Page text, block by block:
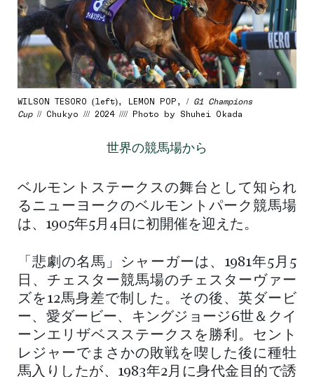
WILSON TESORO (left), LEMON POP, / G1 Champions
Cup// Chukyo /// 2024 //// Photo by Shuhei Okada
世界の競馬場から
ベルモントステークスの舞台として知られ
るニューヨークのベルモントパーク競馬場
は、1905年5月4日に初開催を迎えた。
「悲劇の名馬」シャーガーは、1981年5月5
日、チェスター競馬場のチェスターヴァー
ズを12馬身差で制した。その後、英ダービ
ー、愛ダービー、キングジョージ6世＆クイ
ーンエリザベスステークスを勝利。セント
レジャーでまさかの敗戦を喫した後に種牡
馬入りしたが、1983年2月に身代金目的で誘